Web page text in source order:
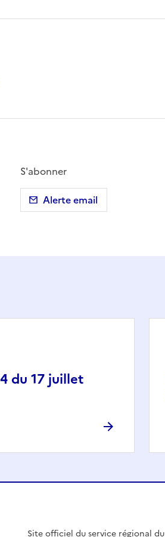
presse-papier
S'abonner
Alerte email
du 17 juillet
Site officiel du service régional